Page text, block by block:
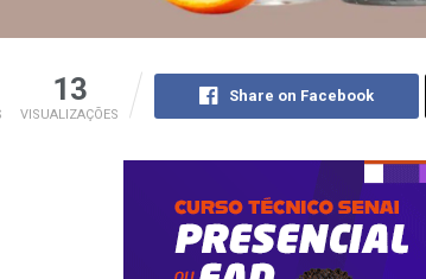
13
VISUALIZAÇÕES
Share on Facebook